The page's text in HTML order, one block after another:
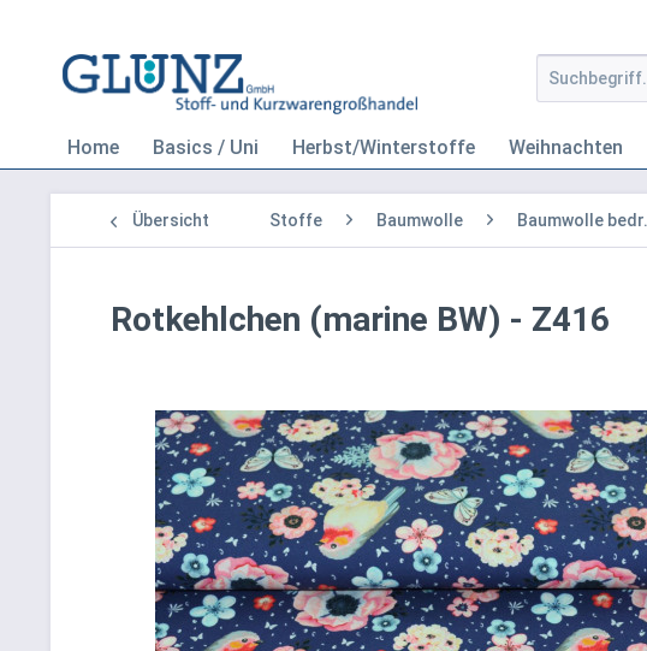
Home Basics / Uni Herbst/Winterstoffe Weihnachten
Übersicht Stoffe Baumwolle Baumwolle bedr.
Rotkehlchen (marine BW) - Z416